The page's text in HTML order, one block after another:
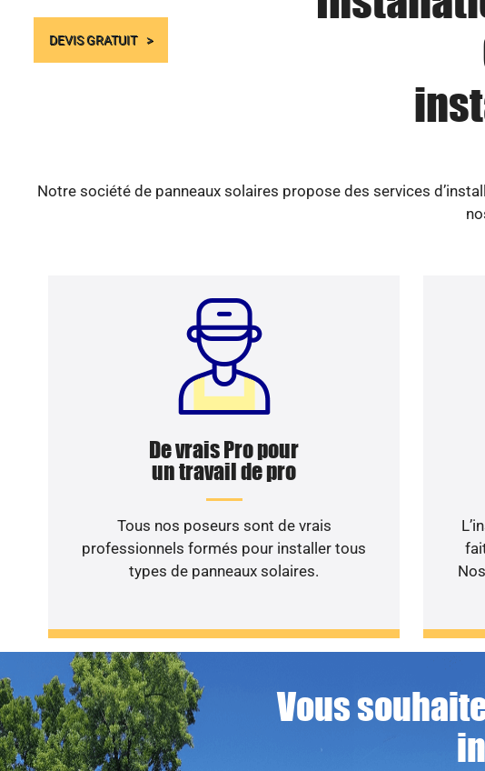
DEVIS GRATUIT
Notre société de panneaux solaires propose des services
De vrais Pro pour
un travail de pro
Tous nos poseurs sont de vrais
professionnels formés pour installer tous
types de panneaux solaires.
Vous